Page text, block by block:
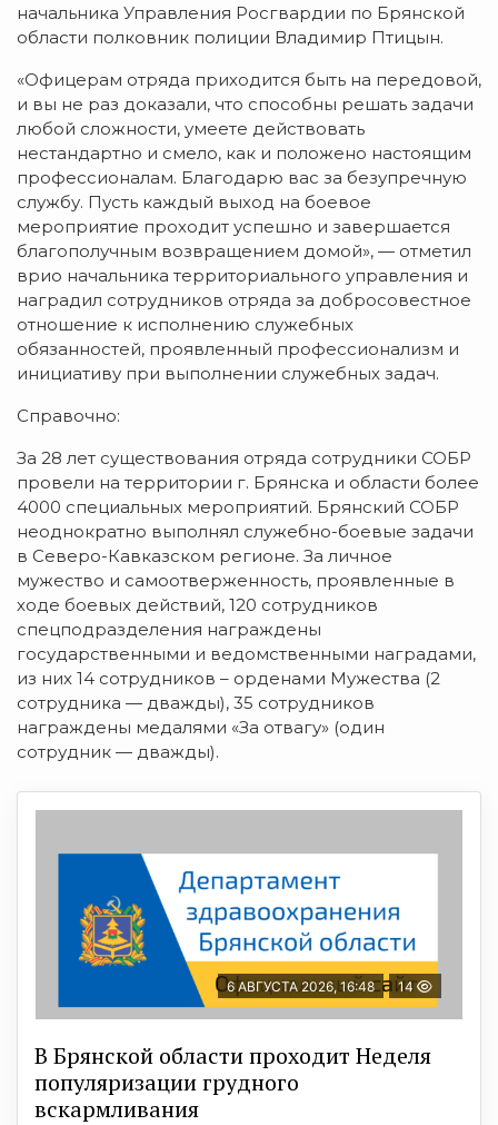
начальника Управления Росгвардии по Брянской
области полковник полиции Владимир Птицын.
«Офицерам отряда приходится быть на передовой,
и вы не раз доказали, что способны решать задачи
любой сложности, умеете действовать
нестандартно и смело, как и положено настоящим
профессионалам. Благодарю вас за безупречную
службу. Пусть каждый выход на боевое
мероприятие проходит успешно и завершается
благополучным возвращением домой», — отметил
врио начальника территориального управления и
наградил сотрудников отряда за добросовестное
отношение к исполнению служебных
обязанностей, проявленный профессионализм и
инициативу при выполнении служебных задач.
Справочно:
За 28 лет существования отряда сотрудники СОБР
провели на территории г. Брянска и области более
4000 специальных мероприятий. Брянский СОБР
неоднократно выполнял служебно-боевые задачи
в Северо-Кавказском регионе. За личное
мужество и самоотверженность, проявленные в
ходе боевых действий, 120 сотрудников
спецподразделения награждены
государственными и ведомственными наградами,
из них 14 сотрудников – орденами Мужества (2
сотрудника — дважды), 35 сотрудников
награждены медалями «За отвагу» (один
сотрудник — дважды).
6 АВГУСТА 2026, 16:48 14
В Брянской области проходит Неделя
популяризации грудного
вскармливания